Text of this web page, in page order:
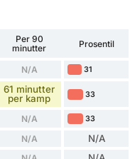
Per 90
minutter
Prosentil
N/A 31
61 minutter
per kamp
33
N/A 33
N/A N/A